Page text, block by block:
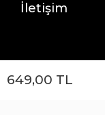
649,00 TL
İletişim